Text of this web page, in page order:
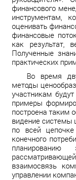
финансового
инструментам,
оценивать
финансовые
как результат,
Полученные
практических
Во время
методы
участникам
примеры
построена таким
видение системы
по всей
конечного
планированию
взаимосвязь
управлении